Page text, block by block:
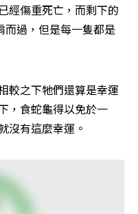
經傷重死亡，而剩下的
而過，但是每一隻都是
較之下牠們還算是幸運
，食蛇龜得以免於一
沒有這麼幸運。